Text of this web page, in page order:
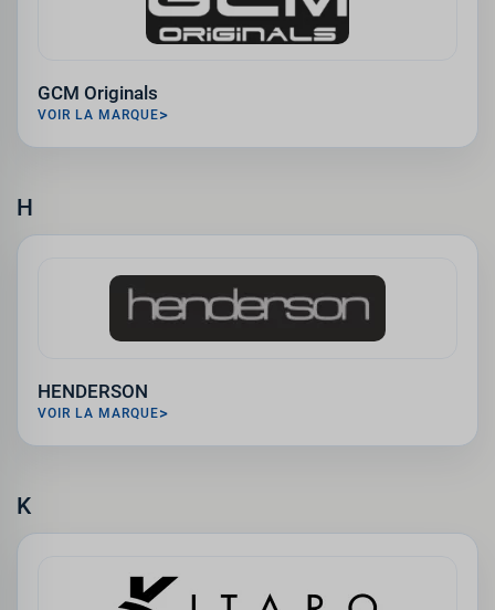
GCM Originals
VOIR LA MARQUE
H
HENDERSON
VOIR LA MARQUE
K